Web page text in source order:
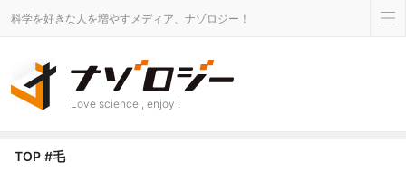
科学を好きな人を増やすメディア、ナゾロジー！
Love science , enjoy !
TOP #毛